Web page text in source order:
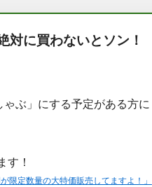
対に買わないとソン！
ぶ」にする予定がある方に
す！
限定数量の大特価販売してますよ！」